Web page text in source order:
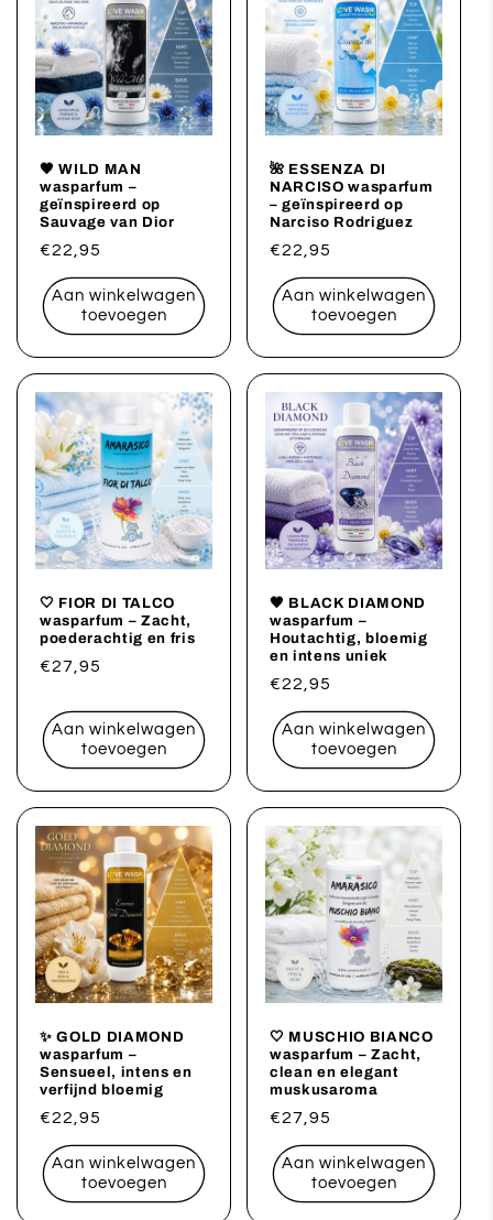
🖤 WILD MAN
wasparfum –
geïnspireerd op
Sauvage van Dior
Normale
prijs
€22,95
Aan winkelwagen
toevoegen
🌺 ESSENZA DI
NARCISO wasparfum
– geïnspireerd op
Narciso Rodriguez
Normale
prijs
€22,95
Aan winkelwagen
toevoegen
🤍 FIOR DI TALCO
wasparfum – Zacht,
poederachtig en fris
Normale
€27,95
Aan winkelwagen
toevoegen
🖤 BLACK DIAMOND
wasparfum –
Houtachtig, bloemig
en intens uniek
Normale
prijs
€22,95
Aan winkelwagen
toevoegen
✨ GOLD DIAMOND
wasparfum –
Sensueel, intens en
verfijnd bloemig
Normale
prijs
€22,95
Aan winkelwagen
toevoegen
🤍 MUSCHIO BIANCO
wasparfum – Zacht,
clean en elegant
muskusaroma
Normale
prijs
€27,95
Aan winkelwagen
toevoegen